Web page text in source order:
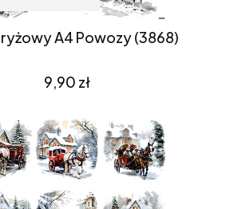
A4 Powozy (3868)
Cena
9,90 zł